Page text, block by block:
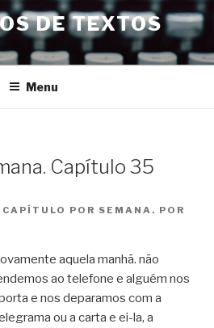
DE TEXTOS
Menu
Capítulo 35
POR SEMANA. POR
aquela manhã. não
ao telefone e alguém nos
e nos deparamos com a
ou a carta e ei-la, a